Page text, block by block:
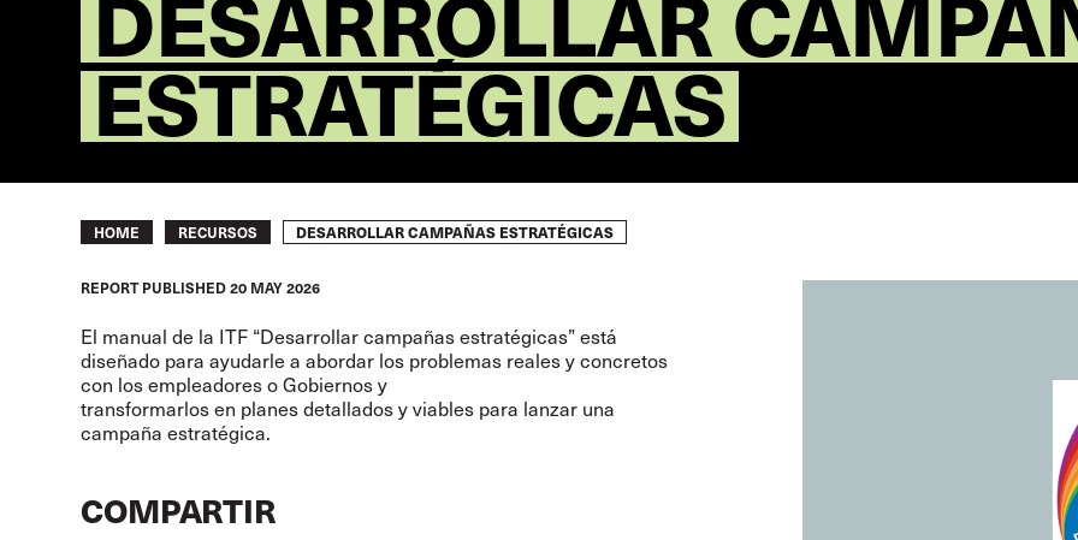
ESTRATÉGICAS
Breadcrumb
HOME RECURSOS DESARROLLAR CAMPAÑAS ESTRATÉGICAS
REPORT PUBLISHED20 MAY 2026
El manual de la ITF “Desarrollar campañas estratégicas”está
diseñado para ayudarle a abordar los problemas reales y concretos
con los empleadores o Gobiernos y
transformarlos en planes detallados y viables para lanzar una
campaña estratégica.
COMPARTIR